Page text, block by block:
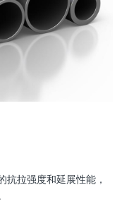
抗拉强度和延展性能，